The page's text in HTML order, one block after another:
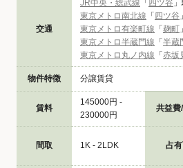
交通
JR中央・総武線 「 四ツ谷
東京メトロ南北線 「 四ツ谷
東京メトロ有楽町線 「 麹町
東京メトロ半蔵門線 「 半蔵
東京メトロ丸ノ内線 「 赤坂
物件特徴 分譲賃貸
賃料
145000円 -
230000円
共益費
間取 1K - 2LDK 占